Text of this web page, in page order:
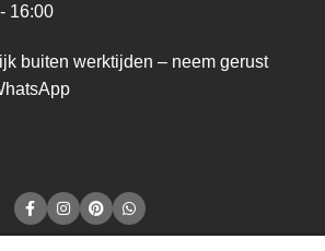
16:00
buiten werktijden – neem gerust